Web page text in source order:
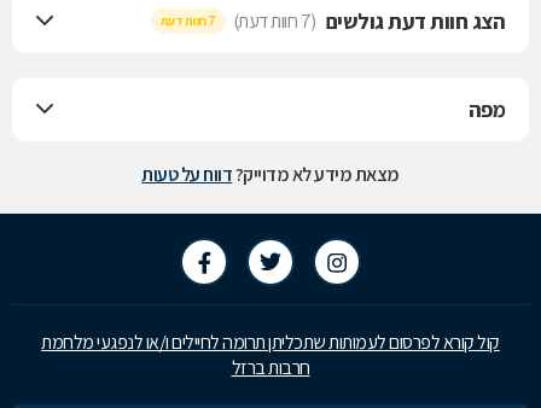
הצג חוות דעת גולשים (7 חוות דעת) 7 חוות דעת
מפה
מצאת מידע לא מדוייק?דווח על טעות
קול קורא לפרסום לעמותות שתכליתן תרומה לחיילים ו/או לנפגעי מלחמת
חרבות ברזל